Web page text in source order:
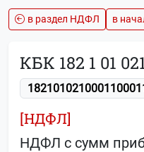
НПД
в раздел НДФЛ
в
КБК 182 1 01
[НДФЛ]
НДФЛ с сумм